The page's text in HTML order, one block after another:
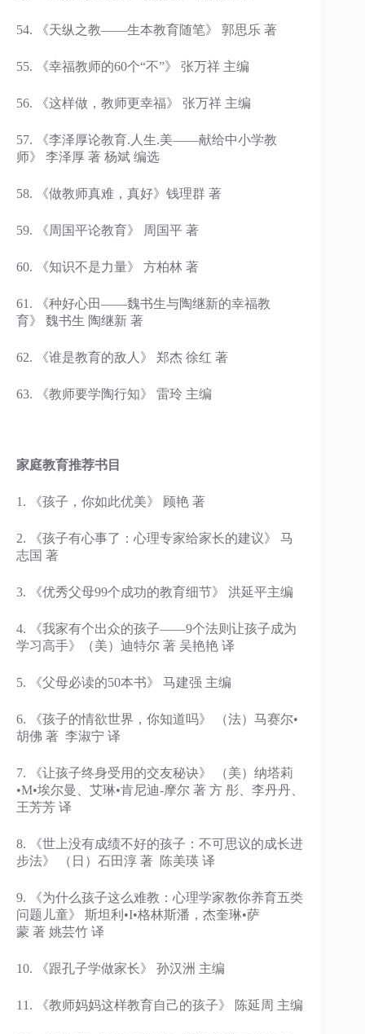
54. 《天纵之教——生本教育随笔》 郭思乐 著
55. 《幸福教师的60个“不”》 张万祥 主编
56. 《这样做，教师更幸福》 张万祥 主编
57. 《李泽厚论教育.人生.美——献给中小学教
师》 李泽厚 著 杨斌 编选
58. 《做教师真难，真好》钱理群 著
59. 《周国平论教育》 周国平 著
60. 《知识不是力量》 方柏林 著
61. 《种好心田——魏书生与陶继新的幸福教
育》 魏书生 陶继新 著
62. 《谁是教育的敌人》 郑杰 徐红 著
63. 《教师要学陶行知》 雷玲 主编
家庭教育推荐书目
1. 《孩子，你如此优美》 顾艳 著
2. 《孩子有心事了：心理专家给家长的建议》 马
志国 著
3. 《优秀父母99个成功的教育细节》 洪延平主编
4. 《我家有个出众的孩子——9个法则让孩子成为
学习高手》（美）迪特尔 著 吴艳艳 译
5. 《父母必读的50本书》 马建强 主编
6. 《孩子的情欲世界，你知道吗》 （法）马赛尔•
胡佛 著 李淑宁 译
7. 《让孩子终身受用的交友秘诀》 （美）纳塔莉
•M•埃尔曼、艾琳•肯尼迪-摩尔 著 方 彤、李丹丹、
王芳芳 译
8. 《世上没有成绩不好的孩子：不可思议的成长进
步法》 （日）石田淳 著 陈美瑛 译
9. 《为什么孩子这么难教：心理学家教你养育五类
问题儿童》 斯坦利•I•格林斯潘，杰奎琳•萨
蒙 著 姚芸竹 译
10. 《跟孔子学做家长》 孙汉洲 主编
11. 《教师妈妈这样教育自己的孩子》 陈延周 主编